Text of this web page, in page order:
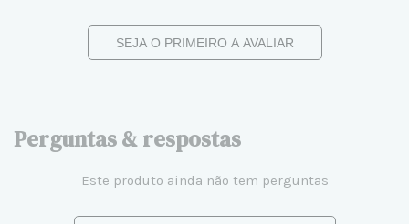
SEJA O PRIMEIRO A AVALIAR
Perguntas & respostas
Este produto ainda não tem perguntas